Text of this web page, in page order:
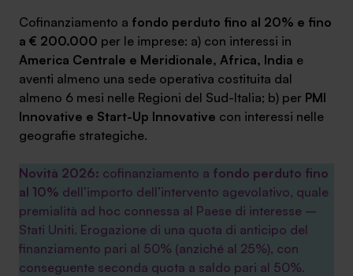
Cofinanziamento a fondo perduto fino al 20% e fino
a € 200.000 per le imprese: a) con interessi in
America Centrale e Meridionale, Africa, India e
aventi almeno una sede operativa costituita dal
almeno 6 mesi nelle Regioni del Sud-Italia; b) per PMI
Innovative e Start-Up Innovative con interessi nelle
geografie strategiche.
Novità 2026: cofinanziamento a fondo perduto fino
al 10% dell’importo dell’intervento agevolativo, quale
premialità ad hoc connessa al Paese di interesse –
Stati Uniti. Erogazione di una quota di anticipo del
finanziamento pari al 50% (anziché al 25%), con
conseguente seconda quota a saldo pari al 50%.